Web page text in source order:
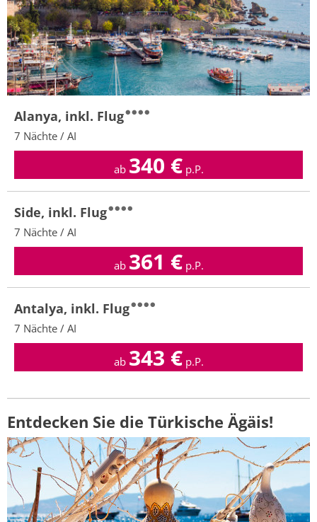
Alanya, inkl. Flug
7 Nächte / AI
ab 340 € p.P.
Side, inkl. Flug
7 Nächte / AI
ab 361 € p.P.
Antalya, inkl. Flug
7 Nächte / AI
ab 343 € p.P.
Entdecken Sie die Türkische Ägäis!